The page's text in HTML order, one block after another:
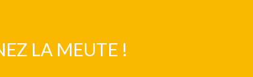
LA MEUTE !